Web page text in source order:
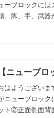
ーブロックに
、脚、手、武器
【ニューブ
はようございま
ニューブロック
ト②正面側面背